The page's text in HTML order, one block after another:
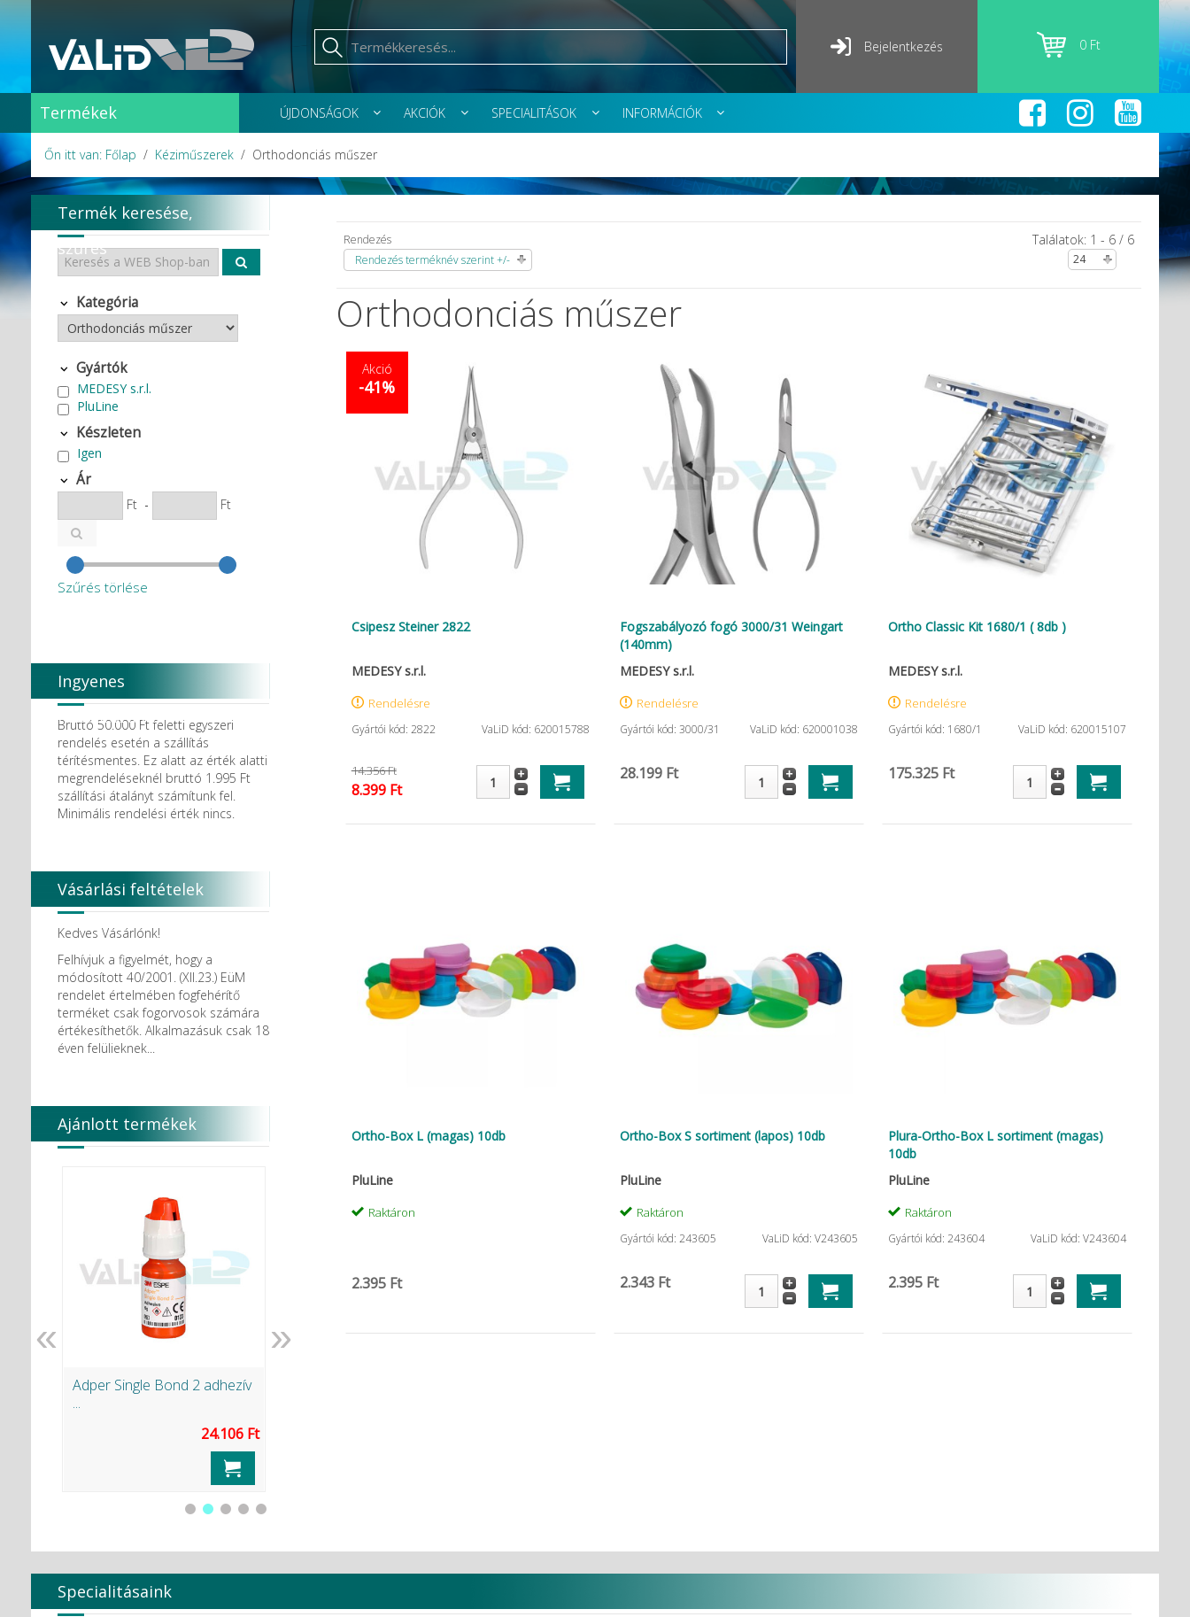
Bejelentkezés 0 Ft
Termékek ÚJDONSÁGOK AKCIÓK SPECIALITÁSOK INFORMÁCIÓK
Őn itt van: Főlap Kéziműszerek Orthodonciás műszer
Rendezés
Rendezés terméknév szerint +/-
Találatok: 1 - 6 / 6
Orthodonciás műszer
Akció
-41%
Csipesz Steiner 2822
MEDESY s.r.l.
Rendelésre
Gyártói kód: 2822 VaLiD kód: 620015788
14.356 Ft
8.399 Ft
Fogszabályozó fogó 3000/31 Weingart
(140mm)
MEDESY s.r.l.
Rendelésre
Gyártói kód: 3000/31 VaLiD kód: 620001038
28.199 Ft
Ortho Classic Kit 1680/1 ( 8db )
MEDESY s.r.l.
Rendelésre
Gyártói kód: 1680/1 VaLiD kód: 620015107
175.325 Ft
Ortho-Box L (magas) 10db
PluLine
Raktáron
2.395 Ft
Ortho-Box S sortiment (lapos) 10db
PluLine
Raktáron
Gyártói kód: 243605 VaLiD kód: V243605
2.343 Ft
Plura-Ortho-Box L sortiment (magas)
10db
PluLine
Raktáron
Gyártói kód: 243604 VaLiD kód: V243604
2.395 Ft
Termék keresése,
szűrés
Kategória
Gyártók
MEDESY s.r.l.
PluLine
Készleten
Igen
Ár
Ft - Ft
Szűrés törlése
Ingyenes
házhozszállítás
Bruttó 50.000 Ft feletti egyszeri
rendelés esetén a szállítás
térítésmentes. Ez alatt az érték alatti
megrendeléseknél bruttó 1.995 Ft
szállítási átalányt számítunk fel.
Minimális rendelési érték nincs.
Vásárlási feltételek
Kedves Vásárlónk!
Felhívjuk a figyelmét, hogy a
módosított 40/2001. (XII.23.) EüM
rendelet értelmében fogfehérítő
terméket csak fogorvosok számára
értékesíthetők. Alkalmazásuk csak 18
éven felülieknek...
Ajánlott termékek
Adper Single Bond 2 adhezív
...
24.106 Ft
« »
Specialitásaink